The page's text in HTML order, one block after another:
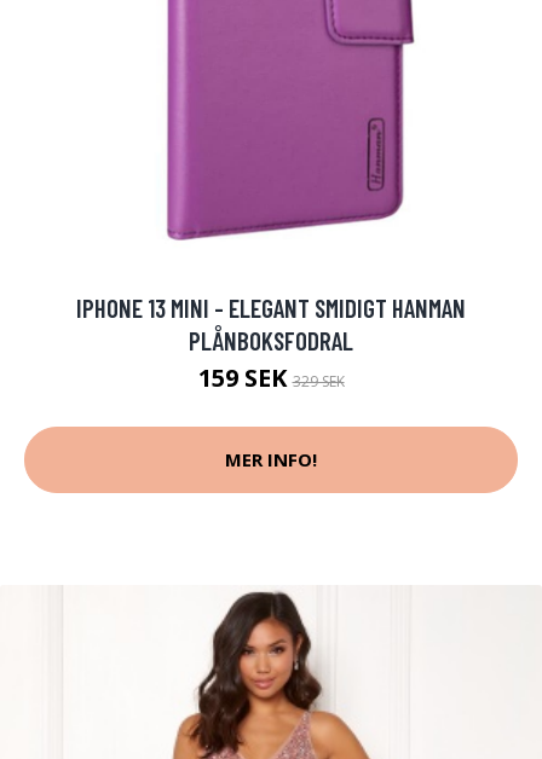
IPHONE 13 MINI - ELEGANT SMIDIGT HANMAN
PLÅNBOKSFODRAL
159 SEK329 SEK
MER INFO!